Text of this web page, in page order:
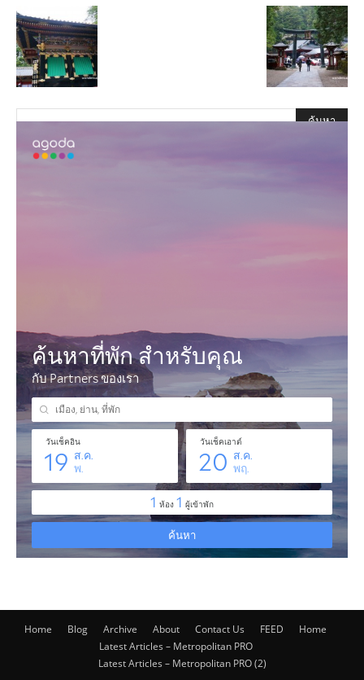
Home Blog Archive About Contact Us FEED
Home
Latest Articles – Metropolitan PRO
Latest Articles – Metropolitan PRO (2)